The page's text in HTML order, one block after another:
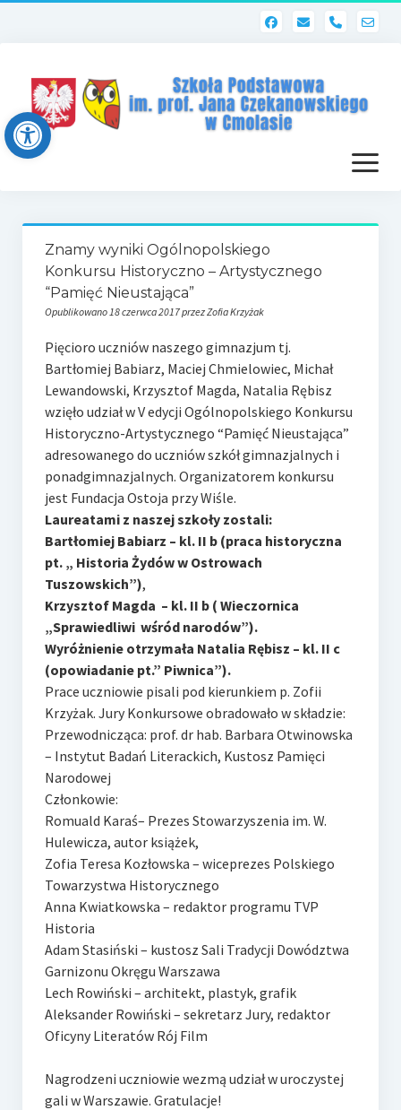
Open toolbar
phone
otwórz
menu
Dziennik elektroniczny (Librus)
Dla nauczycieli
Dziennik elektroniczny
e-Rada
Logowanie
Znamy wyniki Ogólnopolskiego
Konkursu Historyczno – Artystycznego
“Pamięć Nieustająca”
Opublikowano 18 czerwca 2017 przez Zofia Krzyżak
Pięcioro uczniów naszego gimnazjum tj.
Bartłomiej Babiarz, Maciej Chmielowiec, Michał
Lewandowski, Krzysztof Magda, Natalia Rębisz
wzięło udział w V edycji Ogólnopolskiego Konkursu
Historyczno-Artystycznego “Pamięć Nieustająca”
adresowanego do uczniów szkół gimnazjalnych i
ponadgimnazjalnych. Organizatorem konkursu
jest Fundacja Ostoja przy Wiśle.
Laureatami z naszej szkoły zostali:
Bartłomiej Babiarz – kl. II b (praca historyczna
pt. „ Historia Żydów w Ostrowach
Tuszowskich”),
Krzysztof Magda – kl. II b ( Wieczornica
„Sprawiedliwi wśród narodów”).
Wyróżnienie otrzymała Natalia Rębisz – kl. II c
(opowiadanie pt.” Piwnica”).
Prace uczniowie pisali pod kierunkiem p. Zofii
Krzyżak. Jury Konkursowe obradowało w składzie:
Przewodnicząca: prof. dr hab. Barbara Otwinowska
– Instytut Badań Literackich, Kustosz Pamięci
Narodowej
Członkowie:
Romuald Karaś– Prezes Stowarzyszenia im. W.
Hulewicza, autor książek,
Zofia Teresa Kozłowska – wiceprezes Polskiego
Towarzystwa Historycznego
Anna Kwiatkowska – redaktor programu TVP
Historia
Adam Stasiński – kustosz Sali Tradycji Dowództwa
Garnizonu Okręgu Warszawa
Lech Rowiński – architekt, plastyk, grafik
Aleksander Rowiński – sekretarz Jury, redaktor
Oficyny Literatów Rój Film
Nagrodzeni uczniowie wezmą udział w uroczystej
gali w Warszawie. Gratulacje!